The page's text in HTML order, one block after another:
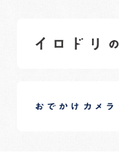
日常の様子など随時更新中です。
日常の様子など随時更新中です。